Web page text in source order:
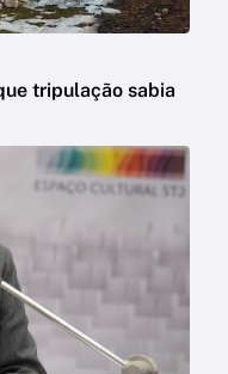
tripulação sabia